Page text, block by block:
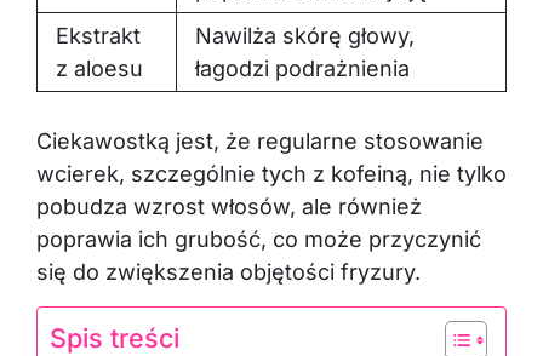
Ekstrakt
z aloesu
Nawilża skórę głowy,
łagodzi podrażnienia
Ciekawostką jest, że regularne stosowanie
wcierek, szczególnie tych z kofeiną, nie tylko
pobudza wzrost włosów, ale również
poprawia ich grubość, co może przyczynić
się do zwiększenia objętości fryzury.
Spis treści